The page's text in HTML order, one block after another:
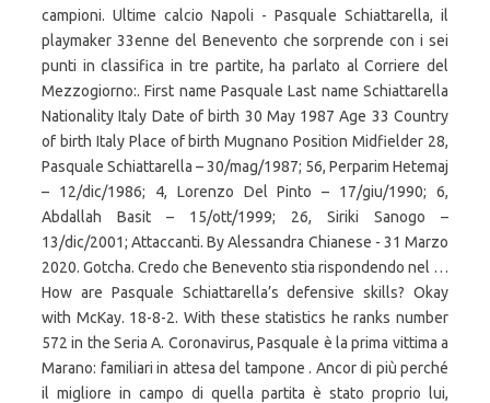
campioni. Ultime calcio Napoli - Pasquale Schiattarella, il
playmaker 33enne del Benevento che sorprende con i sei
punti in classifica in tre partite, ha parlato al Corriere del
Mezzogiorno:. First name Pasquale Last name Schiattarella
Nationality Italy Date of birth 30 May 1987 Age 33 Country
of birth Italy Place of birth Mugnano Position Midfielder 28,
Pasquale Schiattarella – 30/mag/1987; 56, Perparim Hetemaj
– 12/dic/1986; 4, Lorenzo Del Pinto – 17/giu/1990; 6,
Abdallah Basit – 15/ott/1999; 26, Siriki Sanogo –
13/dic/2001; Attaccanti. By Alessandra Chianese - 31 Marzo
2020. Gotcha. Credo che Benevento stia rispondendo nel …
How are Pasquale Schiattarella’s defensive skills? Okay
with McKay. 18-8-2. With these statistics he ranks number
572 in the Seria A. Coronavirus, Pasquale è la prima vittima a
Marano: familiari in attesa del tampone . Ancor di più perché
il migliore in campo di quella partita è stato proprio lui,